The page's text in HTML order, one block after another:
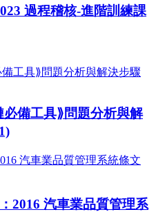
過程稽核-進階訓練課
必備工具⟫問題分析與解
2016 汽車業品質管理系